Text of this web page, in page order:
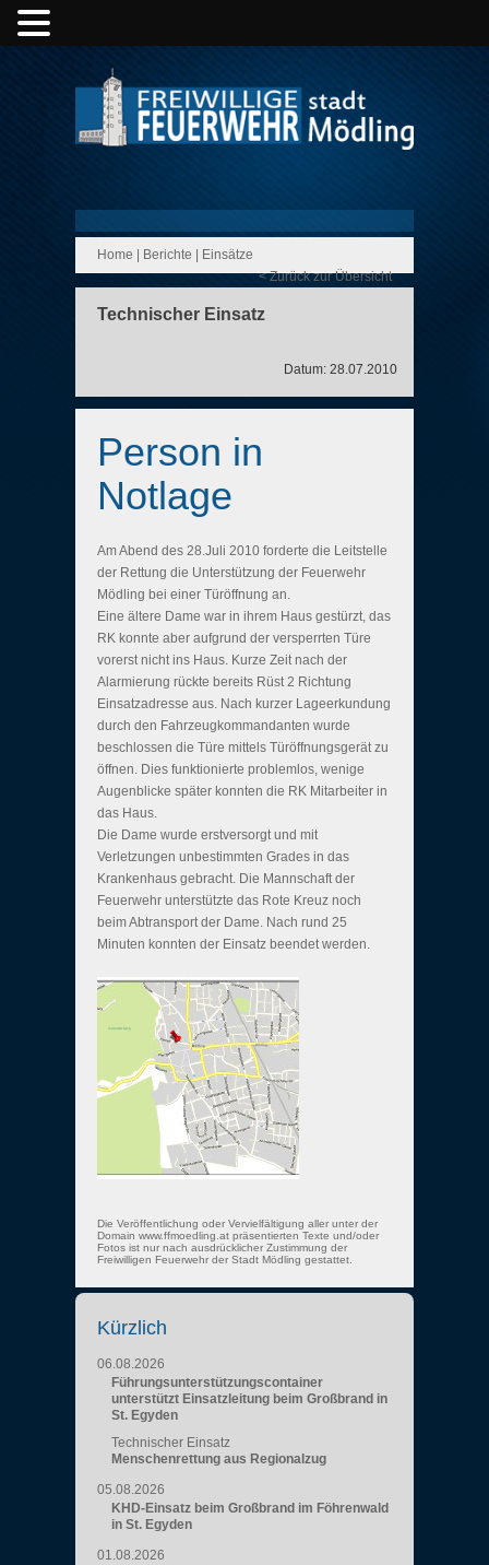
Home Berichte
Einsätze
< Zurück zur Übersicht
Technischer Einsatz
Datum: 28.07.2010
Person in
Notlage
Am Abend des 28.Juli 2010 forderte die Leitstelle
der Rettung die Unterstützung der Feuerwehr
Mödling bei einer Türöffnung an.
Eine ältere Dame war in ihrem Haus gestürzt, das
RK konnte aber aufgrund der versperrten Türe
vorerst nicht ins Haus. Kurze Zeit nach der
Alarmierung rückte bereits Rüst 2 Richtung
Einsatzadresse aus. Nach kurzer Lageerkundung
durch den Fahrzeugkommandanten wurde
beschlossen die Türe mittels Türöffnungsgerät zu
öffnen. Dies funktionierte problemlos, wenige
Augenblicke später konnten die RK Mitarbeiter in
das Haus.
Die Dame wurde erstversorgt und mit
Verletzungen unbestimmten Grades in das
Krankenhaus gebracht. Die Mannschaft der
Feuerwehr unterstützte das Rote Kreuz noch
beim Abtransport der Dame. Nach rund 25
Minuten konnten der Einsatz beendet werden.
Die Veröffentlichung oder Vervielfältigung aller unter der
Domain www.ffmoedling.at präsentierten Texte und/oder
Fotos ist nur nach ausdrücklicher Zustimmung der
Freiwilligen Feuerwehr der Stadt Mödling gestattet.
Kürzlich
06.08.2026
Führungsunterstützungscontainer
unterstützt Einsatzleitung beim Großbrand in
St. Egyden
Technischer Einsatz
Menschenrettung aus Regionalzug
05.08.2026
KHD-Einsatz beim Großbrand im Föhrenwald
in St. Egyden
01.08.2026